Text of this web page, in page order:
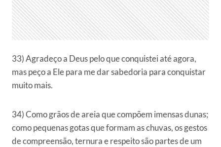
33) Agradeço a Deus pelo que conquistei até agora,
mas peço a Ele para me dar sabedoria para conquistar
muito mais.
34) Como grãos de areia que compõem imensas dunas;
como pequenas gotas que formam as chuvas, os gestos
de compreensão, ternura e respeito são partes de um